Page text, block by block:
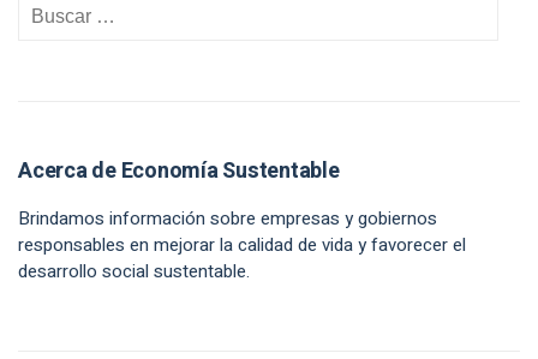
Acerca de Economía Sustentable
Brindamos información sobre empresas y gobiernos
responsables en mejorar la calidad de vida y favorecer el
desarrollo social sustentable.